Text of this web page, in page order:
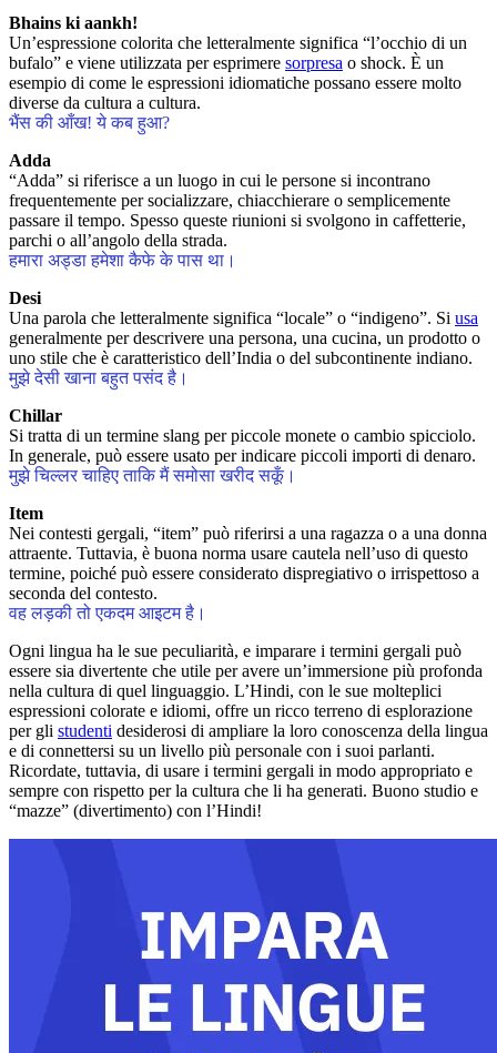
Bhains ki aankh!
Un’espressione colorita che letteralmente significa “l’occhio di un
bufalo” e viene utilizzata per esprimere sorpresa o shock. È un
esempio di come le espressioni idiomatiche possano essere molto
diverse da cultura a cultura.
भैंस की आँख! ये कब हुआ?
Adda
“Adda” si riferisce a un luogo in cui le persone si incontrano
frequentemente per socializzare, chiacchierare o semplicemente
passare il tempo. Spesso queste riunioni si svolgono in caffetterie,
parchi o all’angolo della strada.
हमारा अड्डा हमेशा कैफे के पास था।
Desi
Una parola che letteralmente significa “locale” o “indigeno”. Si usa
generalmente per descrivere una persona, una cucina, un prodotto o
uno stile che è caratteristico dell’India o del subcontinente indiano.
मुझे देसी खाना बहुत पसंद है।
Chillar
Si tratta di un termine slang per piccole monete o cambio spicciolo.
In generale, può essere usato per indicare piccoli importi di denaro.
मुझे चिल्लर चाहिए ताकि मैं समोसा खरीद सकूँ।
Item
Nei contesti gergali, “item” può riferirsi a una ragazza o a una donna
attraente. Tuttavia, è buona norma usare cautela nell’uso di questo
termine, poiché può essere considerato dispregiativo o irrispettoso a
seconda del contesto.
वह लड़की तो एकदम आइटम है।
Ogni lingua ha le sue peculiarità, e imparare i termini gergali può
essere sia divertente che utile per avere un’immersione più profonda
nella cultura di quel linguaggio. L’Hindi, con le sue molteplici
espressioni colorate e idiomi, offre un ricco terreno di esplorazione
per gli studenti desiderosi di ampliare la loro conoscenza della lingua
e di connettersi su un livello più personale con i suoi parlanti.
Ricordate, tuttavia, di usare i termini gergali in modo appropriato e
sempre con rispetto per la cultura che li ha generati. Buono studio e
“mazze” (divertimento) con l’Hindi!